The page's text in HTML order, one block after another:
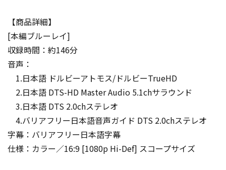
【商品詳細】
[本編ブルーレイ]
収録時間：約146分
音声：
1.日本語 ドルビーアトモス/ドルビーTrueHD
2.日本語 DTS-HD Master Audio 5.1chサラウンド
3.日本語 DTS 2.0chステレオ
4.バリアフリー日本語音声ガイド DTS 2.0chステレオ
字幕：バリアフリー日本語字幕
仕様：カラー／16:9 [1080p Hi-Def] スコープサイズ